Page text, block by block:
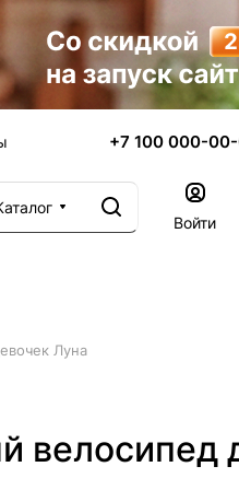
+7 100 000-
Войти
Луна
велосипед